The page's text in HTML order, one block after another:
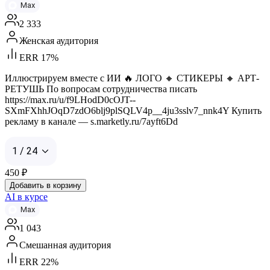
Max
2 333
Женская аудитория
ERR 17%
Иллюстрируем вместе с ИИ 🔥 ЛОГО 🔸 СТИКЕРЫ 🔸 АРТ-
РЕТУШЬ По вопросам сотрудничества писать
https://max.ru/u/f9LHodD0cOJT--
SXmFXhhJOqD7zdO6blj9plSQLV4p__4ju3sslv7_nnk4Y Купить
рекламу в канале — s.marketly.ru/7ayft6Dd
1 / 24
450 ₽
Добавить в корзину
AI в курсе
Max
1 043
Смешанная аудитория
ERR 22%